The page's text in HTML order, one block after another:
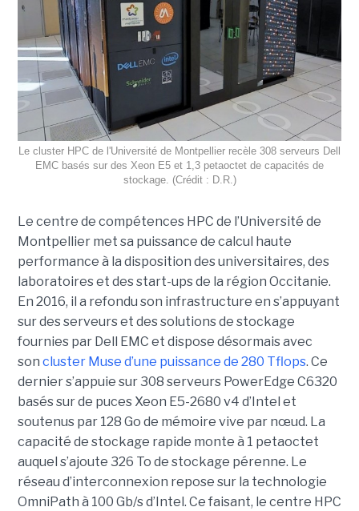
Le cluster HPC de l'Université de Montpellier recèle 308 serveurs Dell
EMC basés sur des Xeon E5 et 1,3 petaoctet de capacités de
stockage. (Crédit : D.R.)
Le centre de compétences HPC de l’Université de
Montpellier met sa puissance de calcul haute
performance à la disposition des universitaires, des
laboratoires et des start-ups de la région Occitanie.
En 2016, il a refondu son infrastructure en s’appuyant
sur des serveurs et des solutions de stockage
fournies par Dell EMC et dispose désormais avec
son cluster Muse d’une puissance de 280 Tflops. Ce
dernier s’appuie sur 308 serveurs PowerEdge C6320
basés sur de puces Xeon E5-2680 v4 d’Intel et
soutenus par 128 Go de mémoire vive par nœud. La
capacité de stockage rapide monte à 1 petaoctet
auquel s’ajoute 326 To de stockage pérenne. Le
réseau d’interconnexion repose sur la technologie
OmniPath à 100 Gb/s d’Intel. Ce faisant, le centre HPC